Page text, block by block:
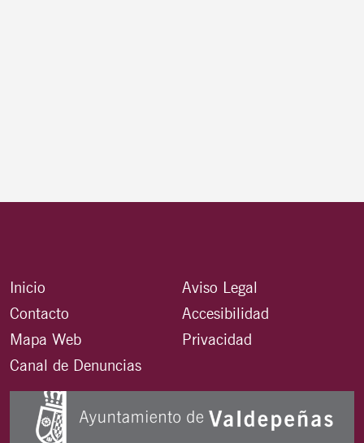
Inicio
Contacto
Mapa Web
Canal de Denuncias
Aviso Legal
Accesibilidad
Privacidad